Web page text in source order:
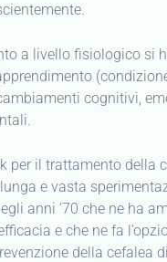
a livello fisiologico si
cognitivi,
per il trattamento della
e vasta
anni ’70 che ne ha
e che ne fa
della cefalea